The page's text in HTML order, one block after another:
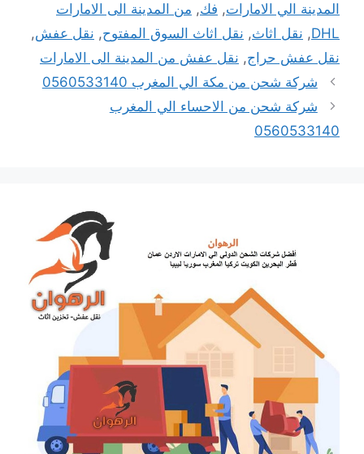
المدينة الي الامارات, فك, من المدينة الى الامارات
DHL
, نقل اثاث, نقل اثاث السوق المفتوح, نقل عفش,
نقل عفش حراج, نقل عفش من المدينة الى الامارات
شركة شحن من مكة الي المغرب 0560533140
شركة شحن من الاحساء الي المغرب
0560533140